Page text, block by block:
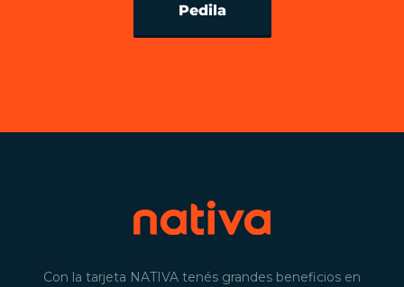
Pedila
Con la tarjeta NATIVA tenés grandes beneficios en